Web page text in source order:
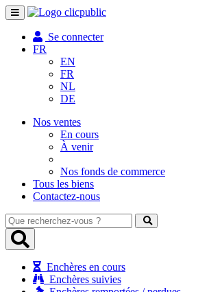
Toggle
navigation
Se connecter
FR
EN
FR
NL
DE
Nos ventes
En cours
À venir
Nos fonds de commerce
Tous les biens
Contactez-nous
Que
recherchez-
vous
Enchères en cours
Enchères suivies